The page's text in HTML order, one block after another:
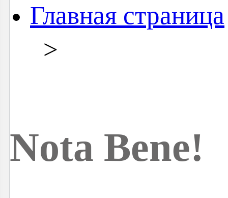
Главная страница
>
Nota Bene!